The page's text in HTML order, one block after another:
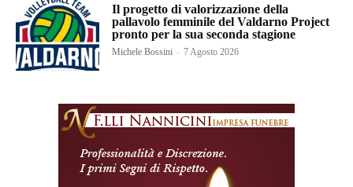
Il progetto di valorizzazione della
pallavolo femminile del Valdarno Project
pronto per la sua seconda stagione
Michele Bossini - 7 Agosto 2026